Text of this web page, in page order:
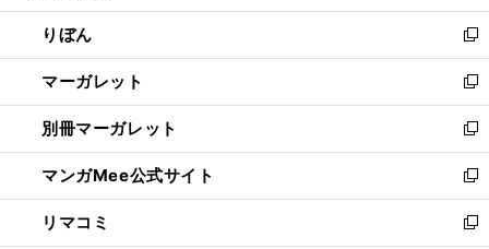
開
く
ウ
で
開
く
ン
ド
ウ
で
開
く
ウ
ィ
ン
ド
ウ
で
開
く
りぼん
新
し
い
ウ
ィ
ン
ド
ウ
で
マーガレット
新
し
い
ウ
ィ
ン
ド
別冊マーガレット
新
し
い
ウ
ィ
マンガMee公式サイト
新
し
い
リマコミ
新